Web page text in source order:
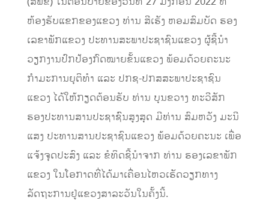
ຫ້ອງຮັບແຂກຂອງແຂວງ ທ່ານ ສີເຮັງ ຫອມສົມບັດ ຮອງ
ເລຂາພັກແຂວງ ປະທານສະພາປະຊາຊົນແຂວງ ຜູ້ຊີ້ນໍາ
ວຽກງານປົກປ້ອງກົດໝາຍຂັ້ນແຂວງ ພ້ອມດ້ວຍຄະນະ
ກໍາມະການຍຸຕິທໍາ ແລະ ປກຊ-ປກສສະພາປະຊາຊົນ
ແຂວງ ໄດ້ໃຫ້ກຽດຕ້ອນຮັບ ທ່ານ ບຸນຂວາງ ທະວີສັກ
ຮອງປະທານສານປະຊາຊົົນສູງສຸດ ມີທ່ານ ສົມຫວັງ ມະນີ
ແສງ ປະທານສານປະຊາຊົນແຂວງ ພ້ອມດ້ວຍຄະນະ ເພື່ອ
ແຈ້ງຈຸດປະສົງ ແລະ ຂໍທິດຊີ້ນໍາຈາກ ທ່ານ ຮອງເລຂາພັກ
ແຂວງ ໃນໂອກາດທີ່ໄດ້ມາເຄື່ອນໄຫວເຮັດວຽກທາງ
ລັດຖະການຢູ່ແຂວງສາລະວັນໃນຄັ້ງນີ້.